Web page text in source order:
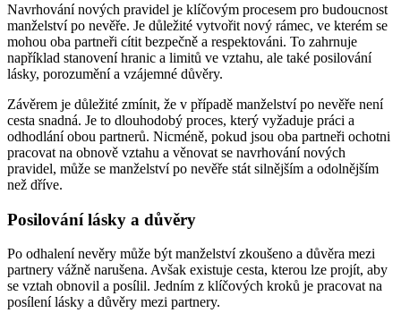
Navrhování nových pravidel je klíčovým procesem pro budoucnost
manželství po nevěře. Je důležité vytvořit nový rámec, ve kterém se
mohou oba partneři cítit bezpečně a respektováni. To zahrnuje
například stanovení hranic a limitů ve vztahu, ale také posilování
lásky, porozumění a vzájemné důvěry.
Závěrem je důležité zmínit, že v případě manželství po nevěře není
cesta snadná. Je to dlouhodobý proces, který vyžaduje práci a
odhodlání obou partnerů. Nicméně, pokud jsou oba partneři ochotni
pracovat na obnově vztahu a věnovat se navrhování nových
pravidel, může se manželství po nevěře stát silnějším a odolnějším
než dříve.
Posilování lásky a důvěry
Po odhalení nevěry může být manželství zkoušeno a důvěra mezi
partnery vážně narušena. Avšak existuje cesta, kterou lze projít, aby
se vztah obnovil a posílil. Jedním z klíčových kroků je pracovat na
posílení lásky a důvěry mezi partnery.